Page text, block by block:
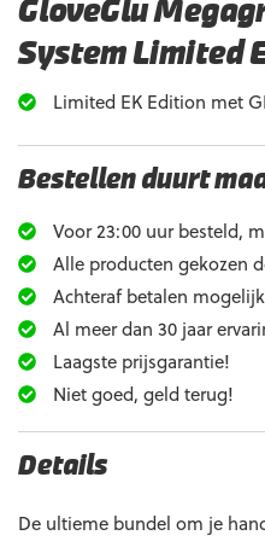
GloveGlu
System Limited
Limited EK Edition met
Bestellen duurt
Voor 23:00 uur besteld,
Alle producten gekozen
Achteraf betalen
Al meer dan 30 jaar
Laagste prijsgarantie!
Niet goed, geld terug!
Details
De ultieme bundel om je